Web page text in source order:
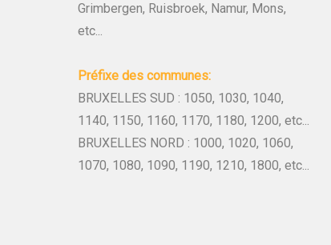
Grimbergen, Ruisbroek, Namur, Mons,
etc...
Préfixe des communes:
BRUXELLES SUD : 1050, 1030, 1040,
1140, 1150, 1160, 1170, 1180, 1200, etc...
BRUXELLES NORD : 1000, 1020, 1060,
1070, 1080, 1090, 1190, 1210, 1800, etc...